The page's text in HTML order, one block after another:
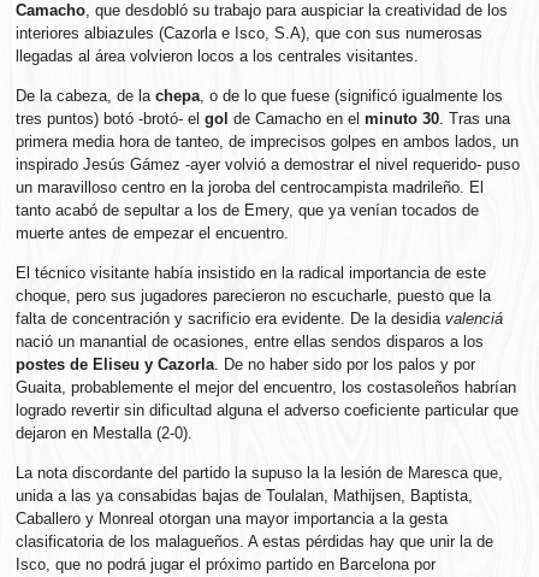
Camacho, que desdobló su trabajo para auspiciar la creatividad de los
interiores albiazules (Cazorla e Isco, S.A), que con sus numerosas
llegadas al área volvieron locos a los centrales visitantes.
De la cabeza, de lachepa, o de lo que fuese (significó igualmente los
tres puntos) botó -brotó- elgol de Camacho en elminuto 30. Tras una
primera media hora de tanteo, de imprecisos golpes en ambos lados, un
inspirado Jesús Gámez -ayer volvió a demostrar el nivel requerido- puso
un maravilloso centro en la joroba del centrocampista madrileño. El
tanto acabó de sepultar a los de Emery, que ya venían tocados de
muerte antes de empezar el encuentro.
El técnico visitante había insistido en la radical importancia de este
choque, pero sus jugadores parecieron no escucharle, puesto que la
falta de concentración y sacrificio era evidente. De la desidiavalenciá
nació un manantial de ocasiones, entre ellas sendos disparos a los
postes de Eliseu y Cazorla. De no haber sido por los palos y por
Guaita, probablemente el mejor del encuentro, los costasoleños habrían
logrado revertir sin dificultad alguna el adverso coeficiente particular que
dejaron en Mestalla (2-0).
La nota discordante del partido la supuso la la lesión de Maresca que,
unida a las ya consabidas bajas de Toulalan, Mathijsen, Baptista,
Caballero y Monreal otorgan una mayor importancia a la gesta
clasificatoria de los malagueños. A estas pérdidas hay que unir la de
Isco, que no podrá jugar el próximo partido en Barcelona por